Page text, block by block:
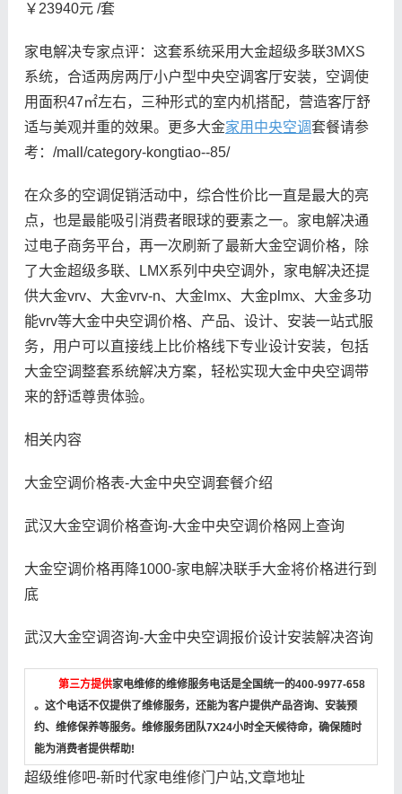
￥23940元 /套
家电解决专家点评：这套系统采用大金超级多联3MXS
系统，合适两房两厅小户型中央空调客厅安装，空调使
用面积47㎡左右，三种形式的室内机搭配，营造客厅舒
适与美观并重的效果。更多大金家用中央空调套餐请参
考：/mall/category-kongtiao--85/
在众多的空调促销活动中，综合性价比一直是最大的亮
点，也是最能吸引消费者眼球的要素之一。家电解决通
过电子商务平台，再一次刷新了最新大金空调价格，除
了大金超级多联、LMX系列中央空调外，家电解决还提
供大金vrv、大金vrv-n、大金lmx、大金plmx、大金多功
能vrv等大金中央空调价格、产品、设计、安装一站式服
务，用户可以直接线上比价格线下专业设计安装，包括
大金空调整套系统解决方案，轻松实现大金中央空调带
来的舒适尊贵体验。
相关内容
大金空调价格表-大金中央空调套餐介绍
武汉大金空调价格查询-大金中央空调价格网上查询
大金空调价格再降1000-家电解决联手大金将价格进行到
底
武汉大金空调咨询-大金中央空调报价设计安装解决咨询
第三方提供家电维修的维修服务电话是全国统一的400-9977-658
。这个电话不仅提供了维修服务，还能为客户提供产品咨询、安装预
约、维修保养等服务。维修服务团队7X24小时全天候待命，确保随时
能为消费者提供帮助!
超级维修吧-新时代家电维修门户站,文章地址